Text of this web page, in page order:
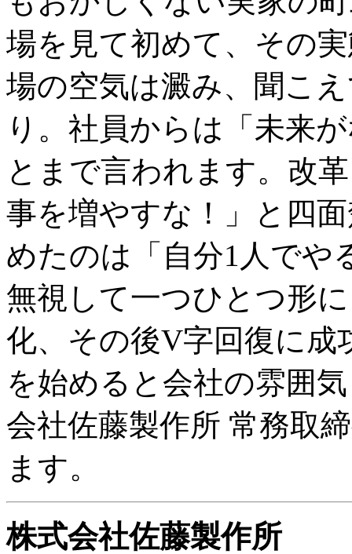
場を見て初めて、その
場の空気は澱み、聞こ
り。社員からは「未来
とまで言われます。改
事を増やすな！」と四
めたのは「自分1人でや
無視して一つひとつ形
化、その後V字回復に成
を始めると会社の雰囲
会社佐藤製作所 常務取
ます。
株式会社佐藤製作所